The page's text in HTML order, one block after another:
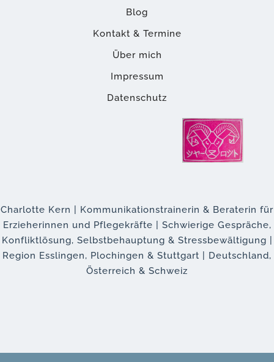
Blog
Kontakt & Termine
Über mich
Impressum
Datenschutz
Charlotte Kern | Kommunikationstrainerin & Beraterin für
Erzieherinnen und Pflegekräfte | Schwierige Gespräche,
Konfliktlösung, Selbstbehauptung & Stressbewältigung |
Region Esslingen, Plochingen & Stuttgart | Deutschland,
Österreich & Schweiz